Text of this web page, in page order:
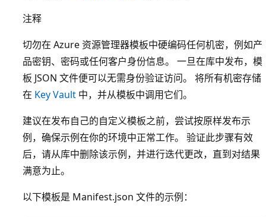
注释
切勿在 Azure 资源管理器模板中硬编码任何机密，例如产
品密钥、密码或任何客户身份信息。 一旦在库中发布，模
板 JSON 文件便可以无需身份验证访问。 将所有机密存储
在 Key Vault 中，并从模板中调用它们。
建议在发布自己的自定义模板之前，尝试按原样发布示
例，确保示例在你的环境中正常工作。 验证此步骤有效
后，请从库中删除该示例，并进行迭代更改，直到对结果
满意为止。
以下模板是 Manifest.json 文件的示例：